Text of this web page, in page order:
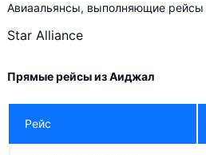
Авиаальянсы, выполняющие рейсы
Star Alliance
Прямые рейсы из Аиджал
Рейс